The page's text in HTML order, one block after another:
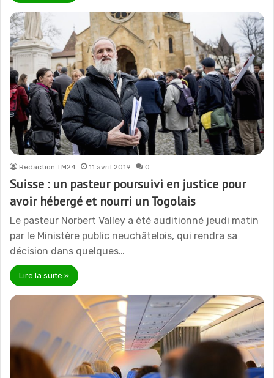
Redaction TM24 11 avril 2019 0
Suisse : un pasteur poursuivi en justice pour
avoir hébergé et nourri un Togolais
Le pasteur Norbert Valley a été auditionné jeudi matin
par le Ministère public neuchâtelois, qui rendra sa
décision dans quelques…
Lire la suite »